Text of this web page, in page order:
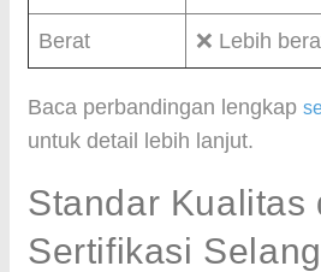
Berat ❌ Lebih
Baca perbandingan lengkap
untuk detail lebih lanjut.
Standar Kualitas
Sertifikasi Selang